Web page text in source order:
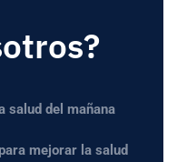
salud del mañana
mejorar la salud